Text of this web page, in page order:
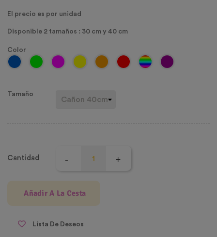
El precio es por unidad
Disponible 2 tamaños : 30 cm y 40 cm
Color
Tamaño
Cantidad
Añadir A La Cesta
Lista De Deseos